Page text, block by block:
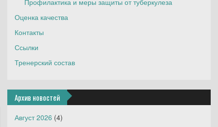
Профилактика и меры защиты от туберкулеза
Оценка качества
Контакты
Ссылки
Тренерский состав
Архив новостей
Август 2026 (4)